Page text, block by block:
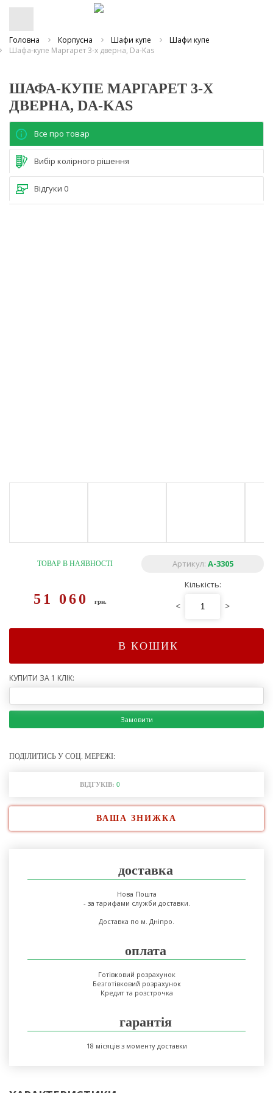
Головна Корпусна Шафи купе
Шафи купе
Шафа-купе Маргарет 3-х дверна, Da-Kas
ШАФА-КУПЕ МАРГАРЕТ 3-Х
ДВЕРНА, DA-KAS
Все про товар
Вибір колірного рішення
Відгуки 0
ТОВАР В НАЯВНОСТІ Артикул: A-3305
51 060грн.
Кількість:
< >
В КОШИК
КУПИТИ ЗА 1 КЛІК:
Замовити
ПОДІЛИТИСЬ У СОЦ. МЕРЕЖІ:
ВІДГУКІВ: 0
ВАША ЗНИЖКА
доставка
Нова Пошта
- за тарифами служби доставки.
Доставка по м. Дніпро.
оплата
Готівковий розрахунок
Безготівковий розрахунок
Кредит та розстрочка
гарантія
18 місяців з моменту доставки